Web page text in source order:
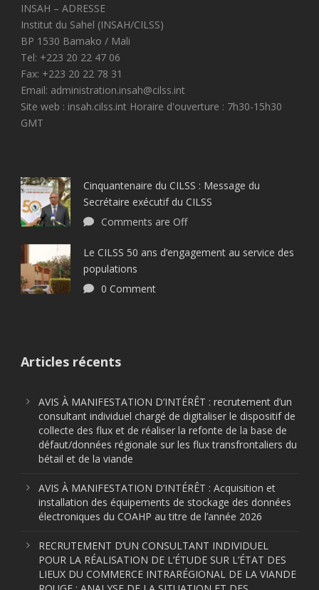
INSAH – ADRESSE
Institut du Sahel (INSAH/CILSS)
BP 1530 Bamako / Mali
Tel: +223 20 22 47 06
Fax: +223 20 22 78 31
Email: administration.insah@cilss.int
Site web : insah.cilss.int Horaire d'ouverture : 7h30-15h30
GMT
Cinquantenaire du CILSS : Message du
Secrétaire exécutif du CILSS
Comments are Off
Le CILSS 50 ans d’engagement au service des
populations
0 Comment
Articles récents
AVIS À MANIFESTATION D’INTÉRÊT : recrutement d’un
consultant individuel chargé de digitaliser le dispositif de
collecte des flux et de réaliser la refonte de la base de
défaut/données régionale sur les flux transfrontaliers du
bétail et de la viande
AVIS À MANIFESTATION D’INTÉRÊT : Acquisition et
installation des équipements de stockage des données
électroniques du COAHP au titre de l’année 2026
RECRUTEMENT D’UN CONSULTANT INDIVIDUEL
POUR LA RÉALISATION DE L’ÉTUDE SUR L’ÉTAT DES
LIEUX DU COMMERCE INTRARÉGIONAL DE LA VIANDE